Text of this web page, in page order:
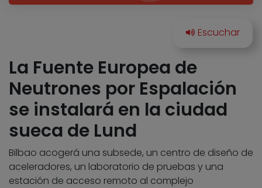
La Fuente Europea de
Neutrones por Espalación
se instalará en la ciudad
sueca de Lund
Bilbao acogerá una subsede, un centro de diseño de
aceleradores, un laboratorio de pruebas y una
estación de acceso remoto al complejo